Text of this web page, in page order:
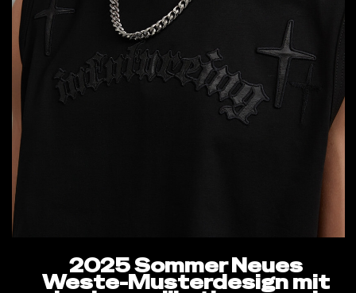
2025 Sommer Neues
Weste-Musterdesign mit